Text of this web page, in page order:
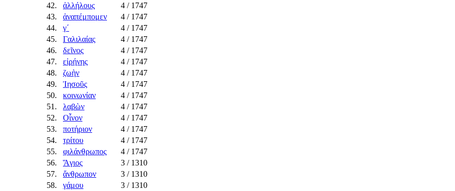
42.
ἀλλήλους 4 / 1747
43.
ἀναπέμπομεν 4 / 1747
44.
γ´ 4 / 1747
45.
Γαλιλαίας 4 / 1747
46.
δεῖνος 4 / 1747
47.
εἰρήνης 4 / 1747
48.
ζωὴν 4 / 1747
49.
Ἰησοῦς 4 / 1747
50.
κοινωνίαν 4 / 1747
51.
λαβὼν 4 / 1747
52.
Οἶνον 4 / 1747
53.
ποτήριον 4 / 1747
54.
τρίτου 4 / 1747
55.
φιλάνθρωπος 4 / 1747
56.
Ἅγιος 3 / 1310
57.
ἄνθρωπον 3 / 1310
58.
γάμου 3 / 1310